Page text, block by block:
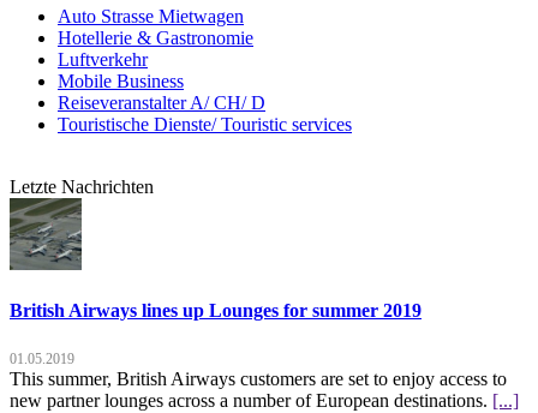
Auto Strasse Mietwagen
Hotellerie & Gastronomie
Luftverkehr
Mobile Business
Reiseveranstalter A/ CH/ D
Touristische Dienste/ Touristic services
Letzte Nachrichten
British Airways lines up Lounges for summer 2019
01.05.2019
This summer, British Airways customers are set to enjoy access to
new partner lounges across a number of European destinations. [...]